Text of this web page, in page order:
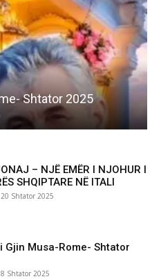
Shtator 2025
– NJË EMËR I NJOHUR I
SHQIPTARE NË ITALI
20 Shtator 2025
Gjin Musa-Rome- Shtator
8 Shtator 2025